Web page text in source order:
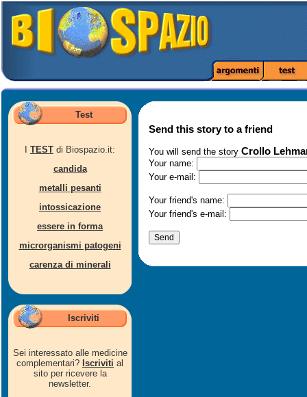
Test
TEST di Biospazio.it:
candida
metalli pesanti
intossicazione
essere in forma
microrganismi patogeni
carenza di minerali
Iscriviti
Sei interessato alle medicine
complementari? Iscriviti al
sito per ricevere la
newsletter.
Send this story to a friend
You will send the story Crollo
Your name:
Your e-mail:
Your friend's name:
Your friend's e-mail: